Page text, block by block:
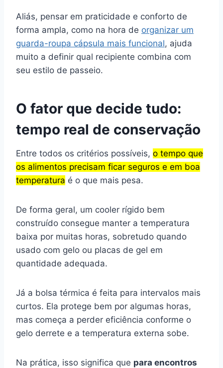
Aliás, pensar em praticidade e conforto de
forma ampla, como na hora de organizar um
guarda-roupa cápsula mais funcional, ajuda
muito a definir qual recipiente combina com
seu estilo de passeio.
O fator que decide tudo:
tempo real de conservação
Entre todos os critérios possíveis, o tempo que
os alimentos precisam ficar seguros e em boa
temperatura é o que mais pesa.
De forma geral, um cooler rígido bem
construído consegue manter a temperatura
baixa por muitas horas, sobretudo quando
usado com gelo ou placas de gel em
quantidade adequada.
Já a bolsa térmica é feita para intervalos mais
curtos. Ela protege bem por algumas horas,
mas começa a perder eficiência conforme o
gelo derrete e a temperatura externa sobe.
Na prática, isso significa que para encontros